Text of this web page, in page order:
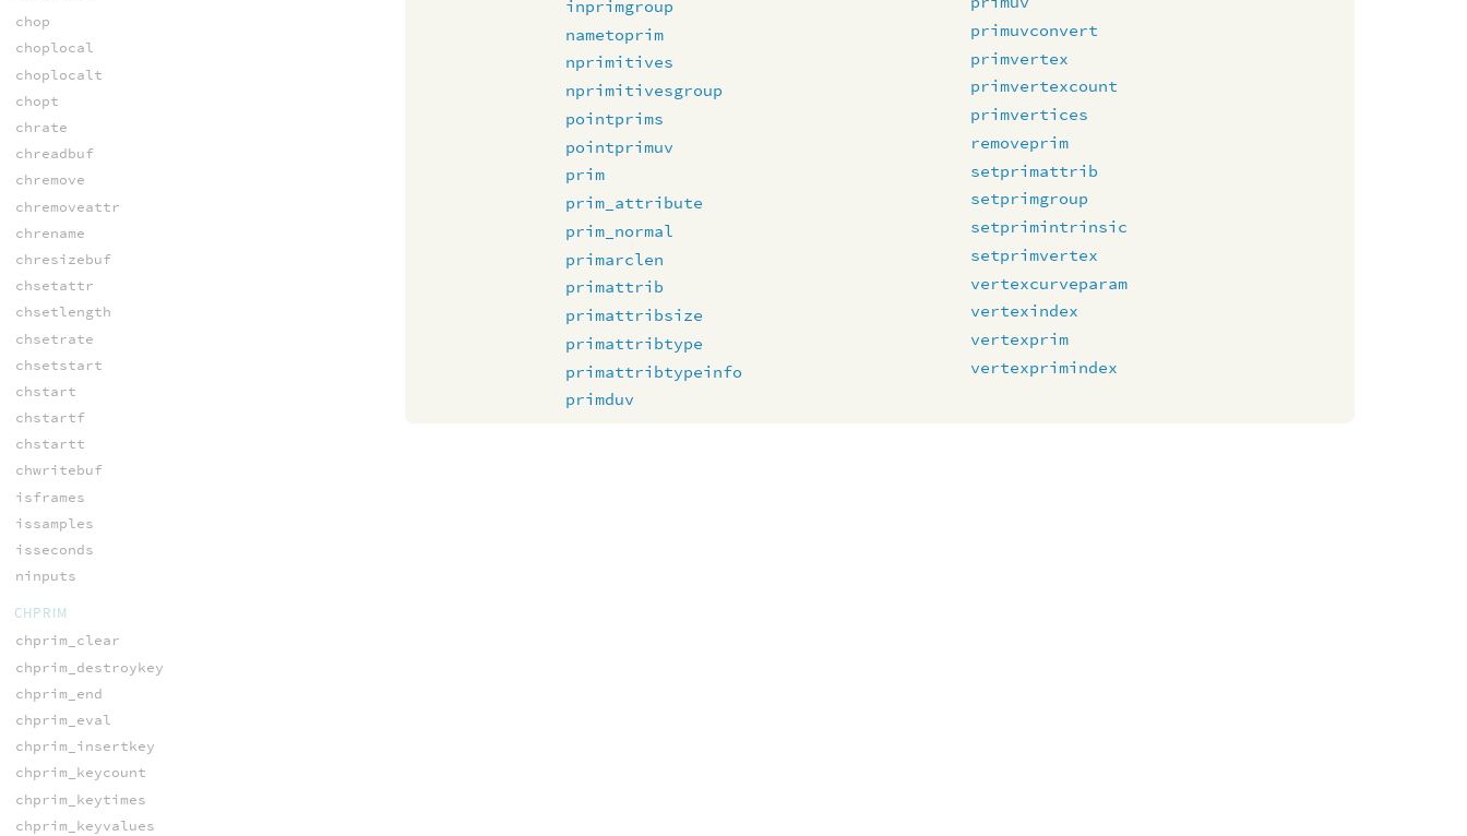
inprimgroup
nametoprim
nprimitives
nprimitivesgroup
pointprims
pointprimuv
prim
prim_attribute
prim_normal
primarclen
primattrib
primattribsize
primattribtype
primattribtypeinfo
primduv
primuvconvert
primvertex
primvertexcount
primvertices
removeprim
setprimattrib
setprimgroup
setprimintrinsic
setprimvertex
vertexcurveparam
vertexindex
vertexprim
vertexprimindex
chop
choplocal
choplocalt
chopt
chrate
chreadbuf
chremove
chremoveattr
chrename
chresizebuf
chsetattr
chsetlength
chsetrate
chsetstart
chstart
chstartf
chstartt
chwritebuf
isframes
issamples
isseconds
ninputs
CHPRIM
chprim_clear
chprim_destroykey
chprim_end
chprim_eval
chprim_insertkey
chprim_keycount
chprim_keytimes
chprim_keyvalues